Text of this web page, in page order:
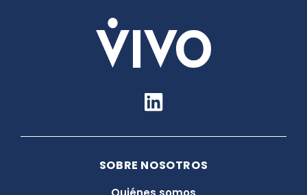
L
i
n
e
SOBRE NOSOTROS